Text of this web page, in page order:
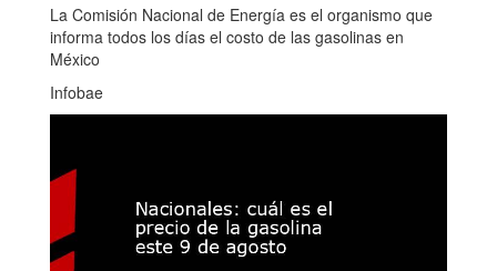
La Comisión Nacional de Energía es el organismo que
informa todos los días el costo de las gasolinas en
México
Infobae